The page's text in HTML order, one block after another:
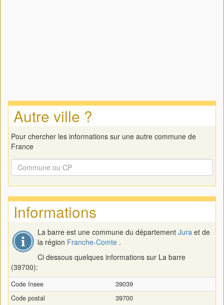
Autre ville ?
Pour chercher les informations sur une autre commune de
France
Informations
La barre est une commune du département Jura et de
la région Franche-Comte .
Ci dessous quelques informations sur La barre
(39700):
Code Insee
39039
Code postal
39700